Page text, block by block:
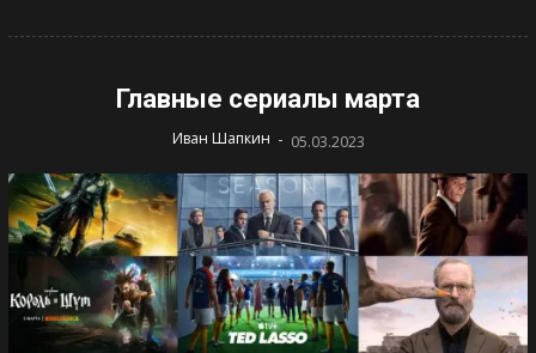
Главные сериалы марта
Иван Шапкин - 05.03.2023